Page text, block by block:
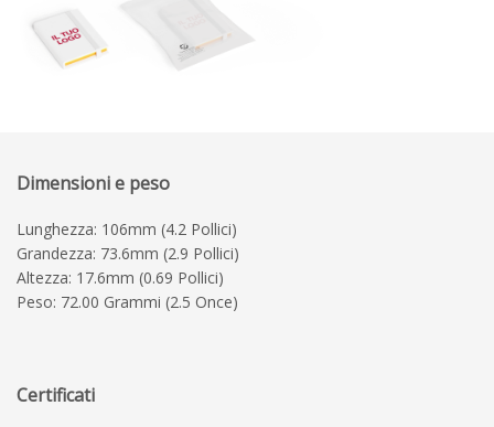
Dimensioni e peso
Lunghezza: 106mm (4.2 Pollici)
Grandezza: 73.6mm (2.9 Pollici)
Altezza: 17.6mm (0.69 Pollici)
Peso: 72.00 Grammi (2.5 Once)
Certificati